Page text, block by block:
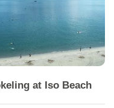
at Iso Beach